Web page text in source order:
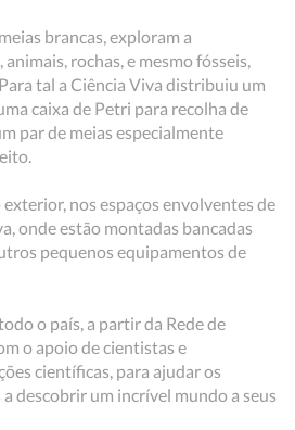
brancas, exploram a
rochas, e mesmo fósseis,
tal a Ciência Viva distribuiu um
caixa de Petri para recolha de
par de meias especialmente
nos espaços envolventes de
onde estão montadas bancadas
pequenos equipamentos de
o país, a partir da Rede de
o apoio de cientistas e
científicas, para ajudar os
descobrir um incrível mundo a seus